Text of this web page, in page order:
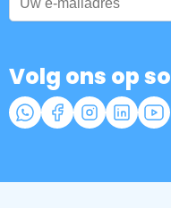
Volg ons op